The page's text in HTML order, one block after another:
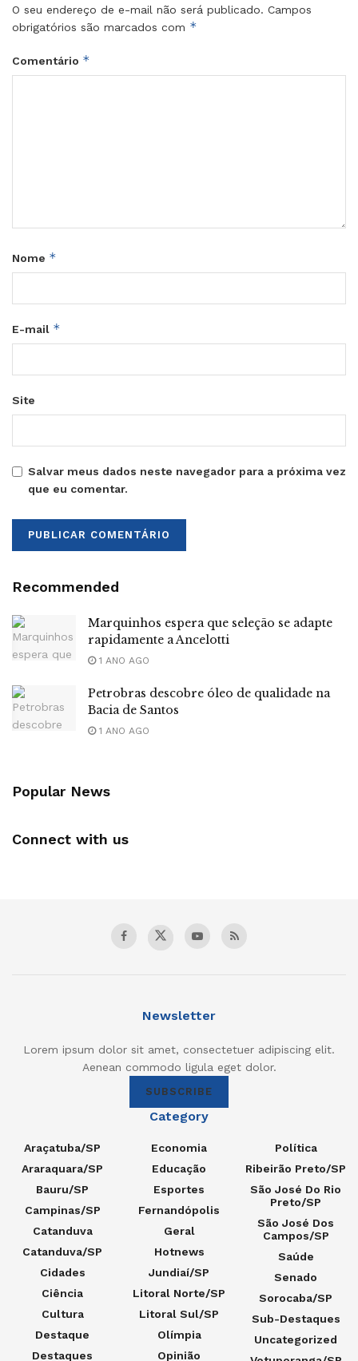
O seu endereço de e-mail não será publicado. Campos
obrigatórios são marcados com *
Comentário *
Nome *
E-mail *
Site
Salvar meus dados neste navegador para a próxima vez
que eu comentar.
Recommended
Marquinhos espera que seleção se adapte
rapidamente a Ancelotti
1 ANO AGO
Petrobras descobre óleo de qualidade na
Bacia de Santos
1 ANO AGO
Popular News
Connect with us
Newsletter
Lorem ipsum dolor sit amet, consectetuer adipiscing elit.
Aenean commodo ligula eget dolor.
SUBSCRIBE
Category
Araçatuba/SP
Araraquara/SP
Bauru/SP
Campinas/SP
Catanduva
Catanduva/SP
Cidades
Ciência
Cultura
Destaque
Destaques
Economia
Educação
Esportes
Fernandópolis
Geral
Hotnews
Jundiaí/SP
Litoral Norte/SP
Litoral Sul/SP
Olímpia
Opinião
Política
Ribeirão Preto/SP
São José Do Rio
Preto/SP
São José Dos
Campos/SP
Saúde
Senado
Sorocaba/SP
Sub-Destaques
Uncategorized